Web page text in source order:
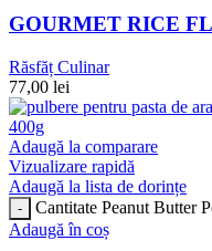
GOURMET RICE
Răsfăț Culinar
77,00 lei
Adaugă la comparare
Vizualizare rapidă
Adaugă la lista de dorințe
Cantitate Peanut Butter
Adaugă în coș